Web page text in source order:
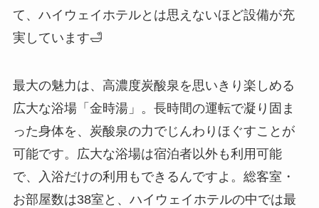
て、ハイウェイホテルとは思えないほど設備が充
実しています🛁
最大の魅力は、高濃度炭酸泉を思いきり楽しめる
広大な浴場「金時湯」。長時間の運転で凝り固ま
った身体を、炭酸泉の力でじんわりほぐすことが
可能です。広大な浴場は宿泊者以外も利用可能
で、入浴だけの利用もできるんですよ。総客室・
お部屋数は38室と、ハイウェイホテルの中では最